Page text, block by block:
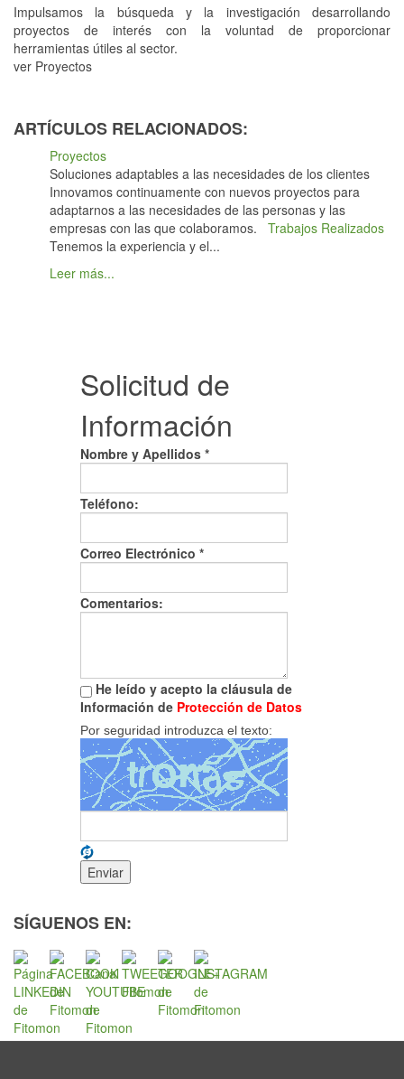
Impulsamos la búsqueda y la investigación desarrollando
proyectos de interés con la voluntad de proporcionar
herramientas útiles al sector.
ver Proyectos
ARTÍCULOS RELACIONADOS:
Proyectos
Soluciones adaptables a las necesidades de los clientes
Innovamos continuamente con nuevos proyectos para
adaptarnos a las necesidades de las personas y las
empresas con las que colaboramos. Trabajos Realizados
Tenemos la experiencia y el...
Leer más...
Solicitud de
Información
Nombre y Apellidos *
Teléfono:
Correo Electrónico *
Comentarios:
He leído y acepto la cláusula de
Información de Protección de Datos
Por seguridad introduzca el texto:
SÍGUENOS EN: